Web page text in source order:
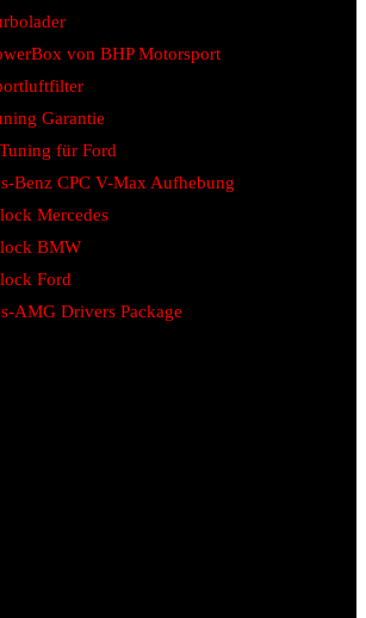
von BHP Motorsport
Garantie
für Ford
Benz CPC V-Max Aufhebung
Mercedes
BMW
Ford
AMG Drivers Package